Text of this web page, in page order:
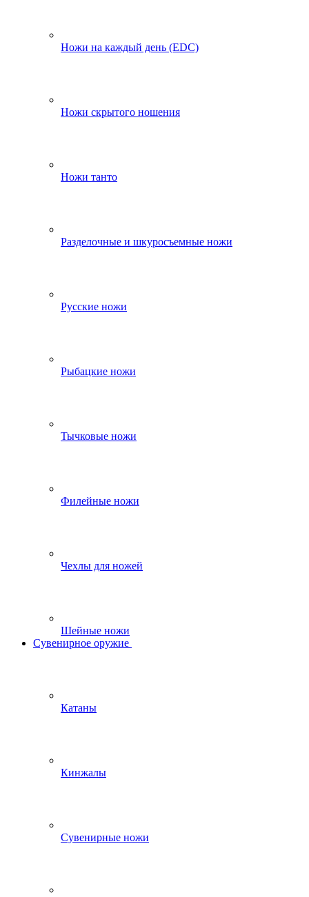
Ножи на каждый день (EDC)
Ножи скрытого ношения
Ножи танто
Разделочные и шкуросъемные ножи
Русские ножи
Рыбацкие ножи
Тычковые ножи
Филейные ножи
Чехлы для ножей
Шейные ножи
Сувенирное оружие
Катаны
Кинжалы
Сувенирные ножи